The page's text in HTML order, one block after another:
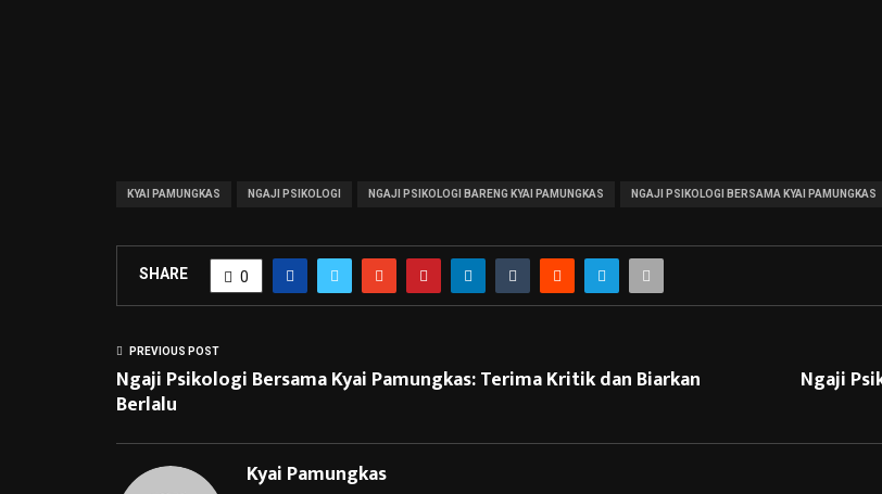
KYAI PAMUNGKAS NGAJI PSIKOLOGI NGAJI PSIKOLOGI BARENG KYAI PAMUNGKAS NGAJI PSIKOLOGI BERSAMA KYAI PAMUNGKAS
SHARE 0
PREVIOUS POST
Ngaji Psikologi Bersama Kyai Pamungkas: Terima Kritik dan Biarkan
Berlalu
Ngaji
Kyai Pamungkas